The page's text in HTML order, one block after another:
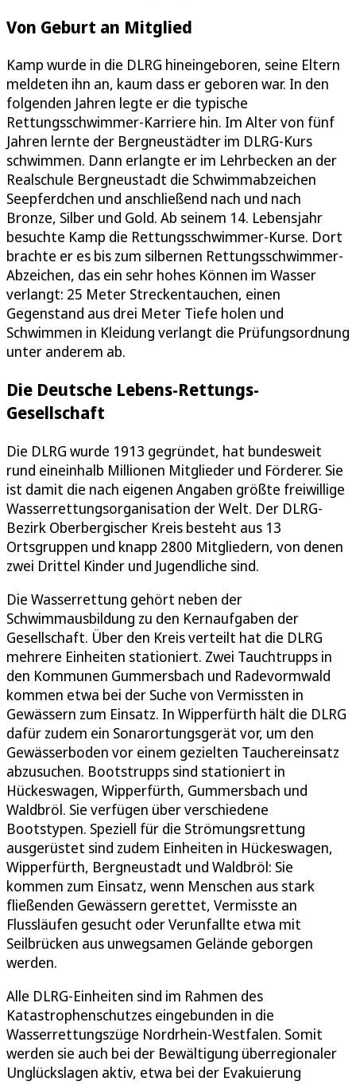
Von Geburt an Mitglied
Kamp wurde in die DLRG hineingeboren, seine Eltern
meldeten ihn an, kaum dass er geboren war. In den
folgenden Jahren legte er die typische
Rettungsschwimmer-Karriere hin. Im Alter von fünf
Jahren lernte der Bergneustädter im DLRG-Kurs
schwimmen. Dann erlangte er im Lehrbecken an der
Realschule Bergneustadt die Schwimmabzeichen
Seepferdchen und anschließend nach und nach
Bronze, Silber und Gold. Ab seinem 14. Lebensjahr
besuchte Kamp die Rettungsschwimmer-Kurse. Dort
brachte er es bis zum silbernen Rettungsschwimmer-
Abzeichen, das ein sehr hohes Können im Wasser
verlangt: 25 Meter Streckentauchen, einen
Gegenstand aus drei Meter Tiefe holen und
Schwimmen in Kleidung verlangt die Prüfungsordnung
unter anderem ab.
Die Deutsche Lebens-Rettungs-
Gesellschaft
Die DLRG wurde 1913 gegründet, hat bundesweit
rund eineinhalb Millionen Mitglieder und Förderer. Sie
ist damit die nach eigenen Angaben größte freiwillige
Wasserrettungsorganisation der Welt. Der DLRG-
Bezirk Oberbergischer Kreis besteht aus 13
Ortsgruppen und knapp 2800 Mitgliedern, von denen
zwei Drittel Kinder und Jugendliche sind.
Die Wasserrettung gehört neben der
Schwimmausbildung zu den Kernaufgaben der
Gesellschaft. Über den Kreis verteilt hat die DLRG
mehrere Einheiten stationiert. Zwei Tauchtrupps in
den Kommunen Gummersbach und Radevormwald
kommen etwa bei der Suche von Vermissten in
Gewässern zum Einsatz. In Wipperfürth hält die DLRG
dafür zudem ein Sonarortungsgerät vor, um den
Gewässerboden vor einem gezielten Tauchereinsatz
abzusuchen. Bootstrupps sind stationiert in
Hückeswagen, Wipperfürth, Gummersbach und
Waldbröl. Sie verfügen über verschiedene
Bootstypen. Speziell für die Strömungsrettung
ausgerüstet sind zudem Einheiten in Hückeswagen,
Wipperfürth, Bergneustadt und Waldbröl: Sie
kommen zum Einsatz, wenn Menschen aus stark
fließenden Gewässern gerettet, Vermisste an
Flussläufen gesucht oder Verunfallte etwa mit
Seilbrücken aus unwegsamen Gelände geborgen
werden.
Alle DLRG-Einheiten sind im Rahmen des
Katastrophenschutzes eingebunden in die
Wasserrettungszüge Nordrhein-Westfalen. Somit
werden sie auch bei der Bewältigung überregionaler
Unglückslagen aktiv, etwa bei der Evakuierung